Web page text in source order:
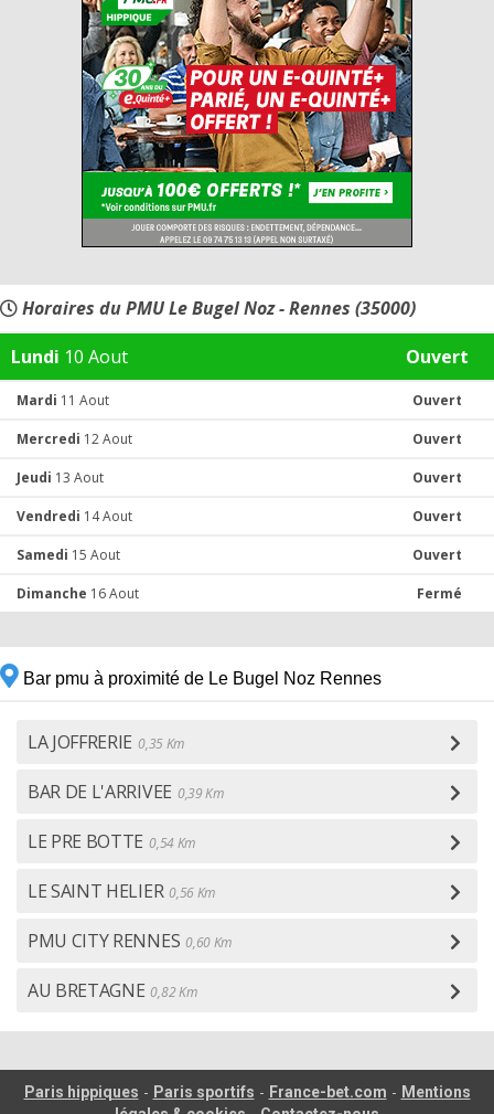
Horaires du PMU Le Bugel Noz - Rennes (35000)
Lundi 10 Aout Ouvert
Mardi 11 Aout Ouvert
Mercredi 12 Aout Ouvert
Jeudi 13 Aout Ouvert
Vendredi 14 Aout Ouvert
Samedi 15 Aout Ouvert
Dimanche 16 Aout Fermé
Bar pmu à proximité de Le Bugel Noz Rennes
LA JOFFRERIE 0,35 Km
BAR DE L'ARRIVEE 0,39 Km
LE PRE BOTTE 0,54 Km
LE SAINT HELIER 0,56 Km
PMU CITY RENNES 0,60 Km
AU BRETAGNE 0,82 Km
Paris hippiques - Paris sportifs - France-bet.com - Mentions